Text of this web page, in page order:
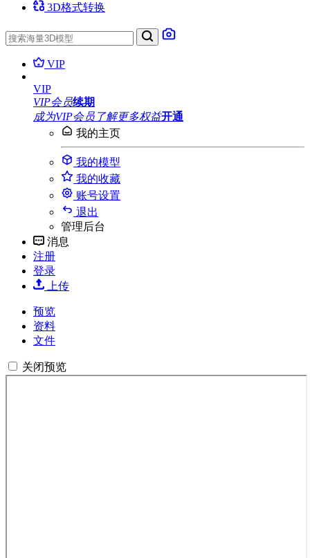
3D格式转换
VIP
VIP
VIP会员续期
成为VIP会员 了解更多权益开通
我的主页
我的模型
我的收藏
账号设置
退出
管理后台
消息
注册
登录
上传
预览
资料
文件
关闭预览